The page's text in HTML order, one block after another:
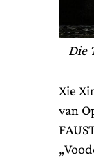
Die
Xie
van